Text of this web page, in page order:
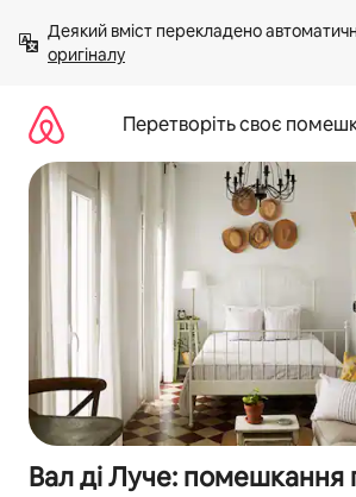
вмісту
Деякий вміст перекладено
оригіналу
Перетворіть своє
Вал ді Луче: помешкання